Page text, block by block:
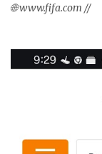
🌐 www.fifa.com //